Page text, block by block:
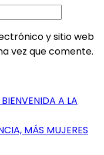
y sitio web
vez que comente.
A LA
MÁS MUJERES